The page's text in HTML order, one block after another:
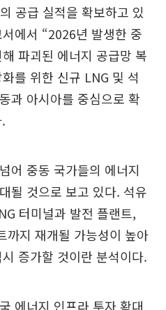
공급 실적을 확보하고 있
에서 “2026년 발생한 중
파괴된 에너지 공급망 복
를 위한 신규 LNG 및 석
과 아시아를 중심으로 확
어 중동 국가들의 에너지
될 것으로 보고 있다. 석유
터미널과 발전 플랜트,
까지 재개될 가능성이 높아
증가할 것이란 분석이다.
에너지 인프라 투자 확대